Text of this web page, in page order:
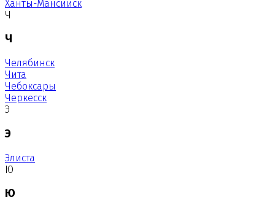
Ханты-Мансийск
Ч
Ч
Челябинск
Чита
Чебоксары
Черкесск
Э
Э
Элиста
Ю
Ю